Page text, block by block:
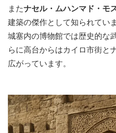
またナセル・ムハンマド・モ
建築の傑作として知られていま
城塞内の博物館では歴史的な
らに高台からはカイロ市街と
広がっています。